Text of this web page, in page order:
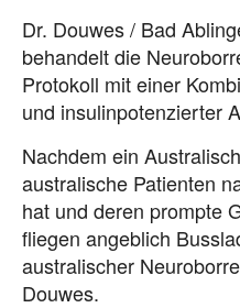
Dr. Douwes / Bad
behandelt die
Protokoll mit einer
und insulinpotenzierter
Nachdem ein
australische Patienten
hat und deren prompte
fliegen angeblich
australischer
Douwes.